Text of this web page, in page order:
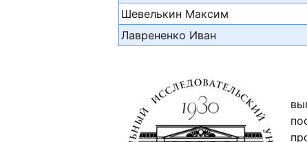
Шевелькин Максим
Лаврененко Иван